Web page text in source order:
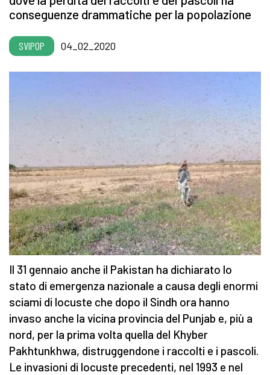
conseguenze drammatiche per la popolazione
SVIPOP 04_02_2020
Il 31 gennaio anche il Pakistan ha dichiarato lo
stato di emergenza nazionale a causa degli enormi
sciami di locuste che dopo il Sindh ora hanno
invaso anche la vicina provincia del Punjab e, più a
nord, per la prima volta quella del Khyber
Pakhtunkhwa, distruggendone i raccolti e i pascoli.
Le invasioni di locuste precedenti, nel 1993 e nel